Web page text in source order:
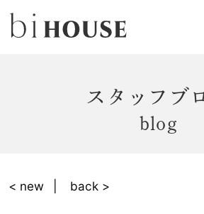
スタッフブ
blog
< new back >